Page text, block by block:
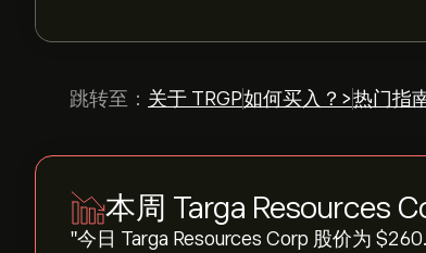
跳转至： 关于 TRGP如何买入？>热门指
本周 Targa Resources
"今日 Targa Resources Corp 股价为